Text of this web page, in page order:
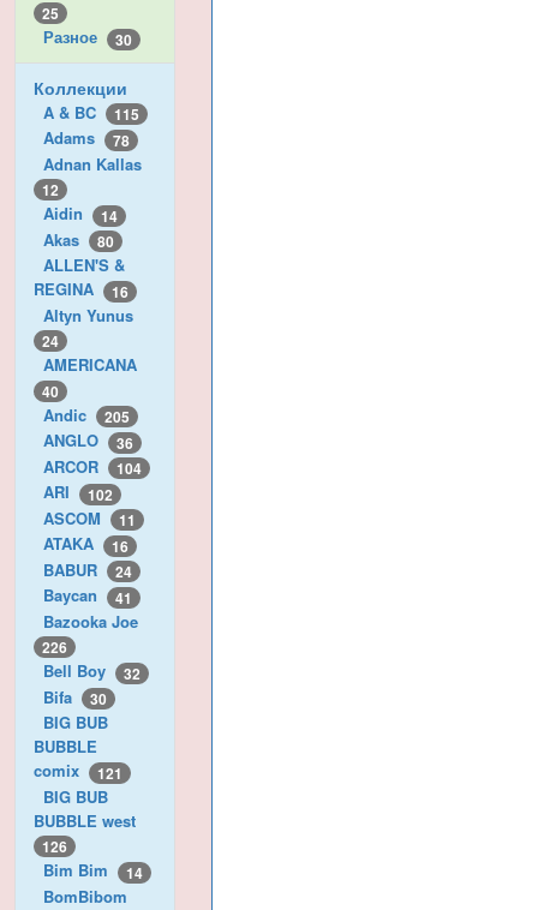
25
Разное 30
Коллекции
A & BC 115
Adams 78
Adnan Kallas
12
Aidin 14
Akas 80
ALLEN'S &
REGINA
16
Altyn Yunus
24
AMERICANA
40
Andic 205
ANGLO 36
ARCOR 104
ARI 102
ASCOM 11
ATAKA 16
BABUR 24
Baycan 41
Bazooka Joe
226
Bell Boy 32
Bifa 30
BIG BUB
BUBBLE
comix
121
BIG BUB
BUBBLE west
126
Bim Bim 14
BomBibom